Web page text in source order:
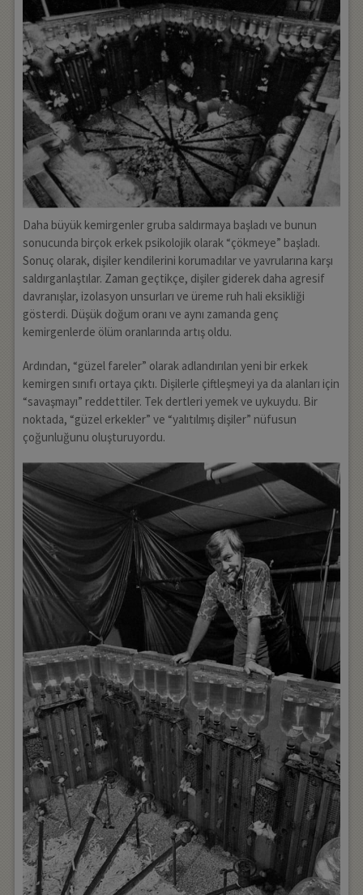
Daha büyük kemirgenler gruba saldırmaya başladı ve bunun
sonucunda birçok erkek psikolojik olarak “çökmeye” başladı.
Sonuç olarak, dişiler kendilerini korumadılar ve yavrularına karşı
saldırganlaştılar. Zaman geçtikçe, dişiler giderek daha agresif
davranışlar, izolasyon unsurları ve üreme ruh hali eksikliği
gösterdi. Düşük doğum oranı ve aynı zamanda genç
kemirgenlerde ölüm oranlarında artış oldu.
Ardından, “güzel fareler” olarak adlandırılan yeni bir erkek
kemirgen sınıfı ortaya çıktı. Dişilerle çiftleşmeyi ya da alanları için
“savaşmayı” reddettiler. Tek dertleri yemek ve uykuydu. Bir
noktada, “güzel erkekler” ve “yalıtılmış dişiler” nüfusun
çoğunluğunu oluşturuyordu.